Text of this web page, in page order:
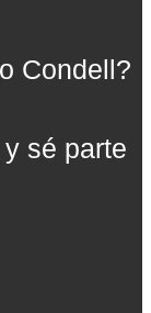
Condell?
y sé parte